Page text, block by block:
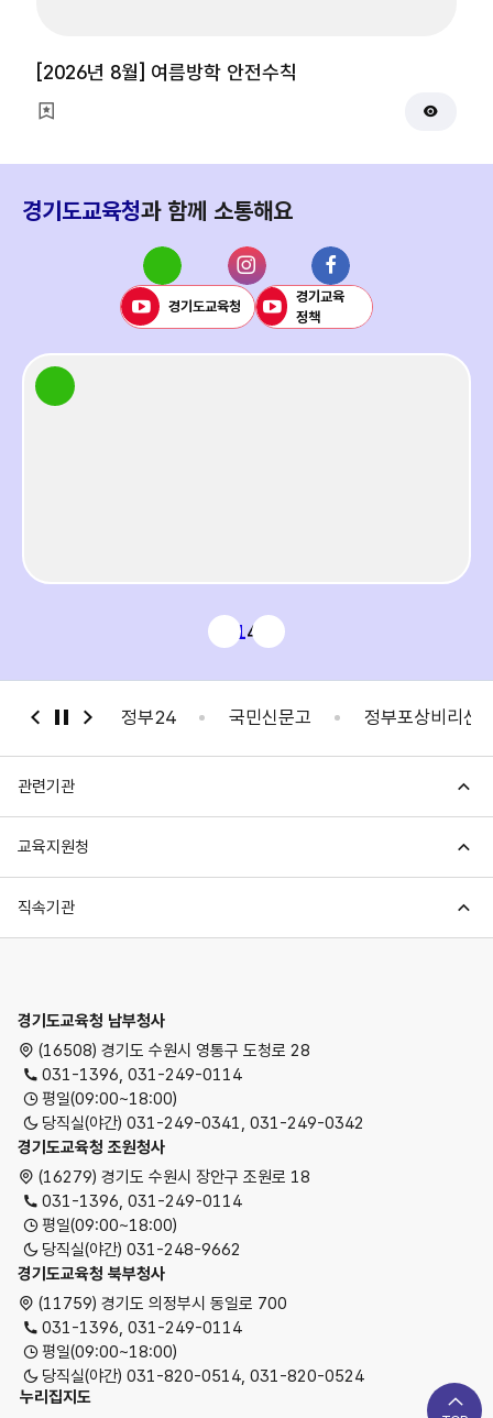
[2026년 8월] 여름방학 안전수칙
전
경기도교육청과함께 소통해요
경기도교육청
경기교육
정책
14
정부24 국민신문고 정부포상비리신고
관련기관
교육지원청
직속기관
경기도교육청 남부청사
(16508) 경기도 수원시 영통구 도청로 28
031-1396, 031-249-0114
평일(09:00~18:00)
당직실(야간) 031-249-0341, 031-249-0342
경기도교육청 조원청사
(16279) 경기도 수원시 장안구 조원로 18
031-1396, 031-249-0114
평일(09:00~18:00)
당직실(야간) 031-248-9662
경기도교육청 북부청사
(11759) 경기도 의정부시 동일로 700
031-1396, 031-249-0114
평일(09:00~18:00)
당직실(야간) 031-820-0514, 031-820-0524
누리집지도